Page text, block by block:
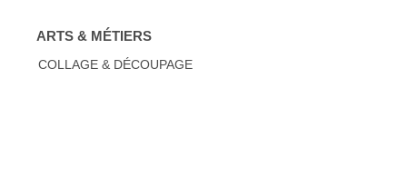
ARTS & MÉTIERS
COLLAGE & DÉCOUPAGE